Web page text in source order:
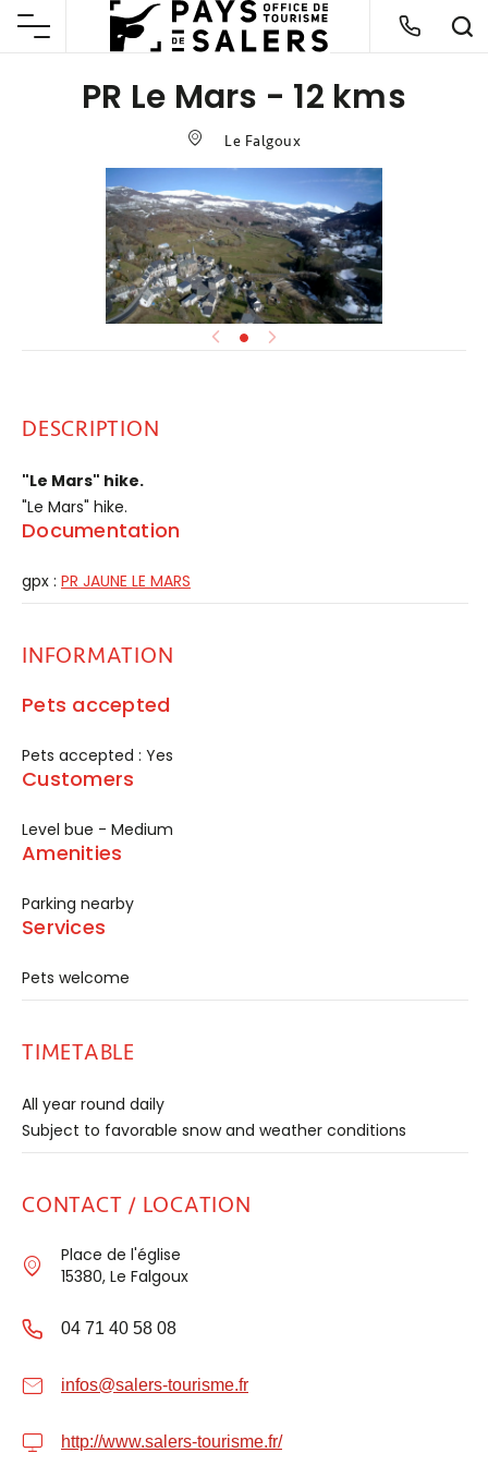
PR Le Mars - 12 kms
Le Falgoux
DESCRIPTION
"Le Mars" hike.
"Le Mars" hike.
Documentation
gpx : PR JAUNE LE MARS
INFORMATION
Pets accepted
Pets accepted : Yes
Customers
Level bue - Medium
Amenities
Parking nearby
Services
Pets welcome
TIMETABLE
All year round daily
Subject to favorable snow and weather conditions
CONTACT / LOCATION
Place de l'église
15380, Le Falgoux
04 71 40 58 08
infos@salers-tourisme.fr
http://www.salers-tourisme.fr/